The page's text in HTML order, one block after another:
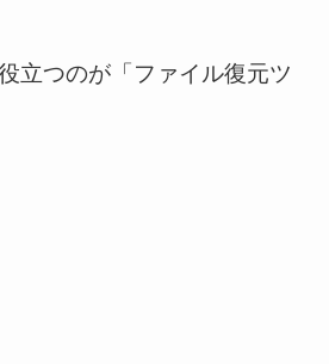
立つのが「ファイル復元ツ